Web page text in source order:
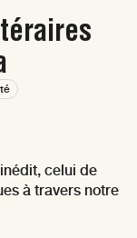
celui de
à travers notre